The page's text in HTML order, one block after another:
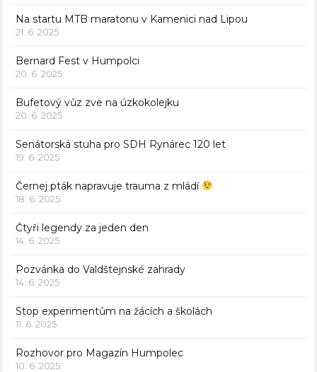
Na startu MTB maratonu v Kamenici nad Lipou
21. 6. 2025
Bernard Fest v Humpolci
20. 6. 2025
Bufetový vůz zve na úzkokolejku
20. 6. 2025
Senátorská stuha pro SDH Rynárec 120 let
19. 6. 2025
Černej pták napravuje trauma z mládí
18. 6. 2025
Čtyři legendy za jeden den
14. 6. 2025
Pozvánka do Valdštejnské zahrady
14. 6. 2025
Stop experimentům na žácích a školách
11. 6. 2025
Rozhovor pro Magazín Humpolec
10. 6. 2025